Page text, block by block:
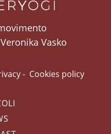
Vasko
- Cookies policy